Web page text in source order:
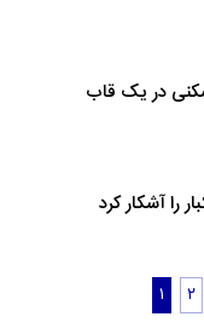
در یک قاب
را آشکار کرد
۱ ۲